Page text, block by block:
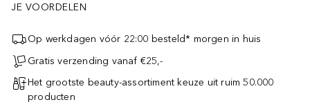
JE VOORDELEN
Op werkdagen vóór 22:00 besteld* morgen in huis
Gratis verzending vanaf €25,-
Het grootste beauty-assortiment keuze uit ruim 50.000
producten